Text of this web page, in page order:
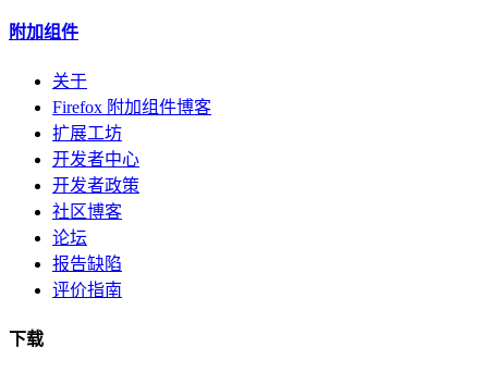
附加组件
关于
Firefox 附加组件博客
扩展工坊
开发者中心
开发者政策
社区博客
论坛
报告缺陷
评价指南
下载